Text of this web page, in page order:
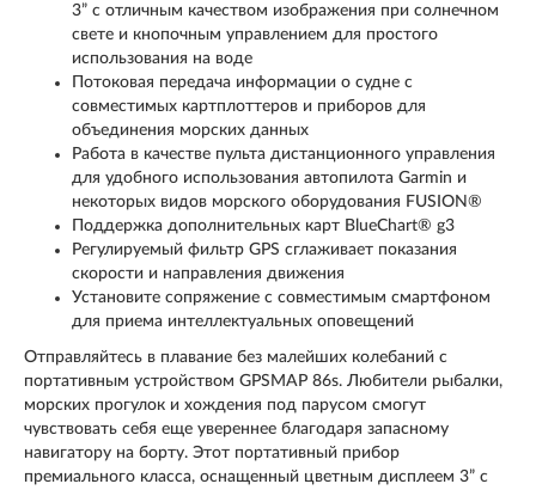
3” с отличным качеством изображения при солнечном
свете и кнопочным управлением для простого
использования на воде
Потоковая передача информации о судне с
совместимых картплоттеров и приборов для
объединения морских данных
Работа в качестве пульта дистанционного управления
для удобного использования автопилота Garmin и
некоторых видов морского оборудования FUSION®
Поддержка дополнительных карт BlueChart® g3
Регулируемый фильтр GPS сглаживает показания
скорости и направления движения
Установите сопряжение с совместимым смартфоном
для приема интеллектуальных оповещений
Отправляйтесь в плавание без малейших колебаний с
портативным устройством GPSMAP 86s. Любители рыбалки,
морских прогулок и хождения под парусом смогут
чувствовать себя еще увереннее благодаря запасному
навигатору на борту. Этот портативный прибор
премиального класса, оснащенный цветным дисплеем 3” с